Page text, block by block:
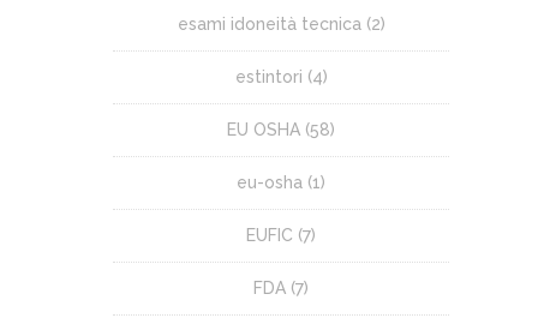
esami idoneità tecnica(2)
estintori (4)
EU OSHA (58)
eu-osha (1)
EUFIC (7)
FDA (7)